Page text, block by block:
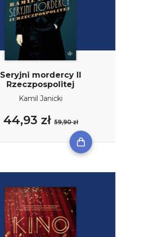
Seryjni mordercy II
Rzeczpospolitej
Kamil Janicki
44,93 zł59,90 zł